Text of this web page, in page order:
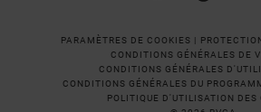
PARAMÈTRES DE COOKIES |
CONDITIONS GÉNÉRALES DE
CONDITIONS GÉNÉRALES
CONDITIONS GÉNÉRALES DU
POLITIQUE D'UTILISATION DES